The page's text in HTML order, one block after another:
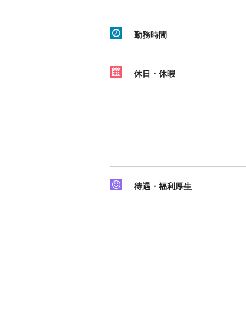
勤務時間
休日・休暇
待遇・福利厚生